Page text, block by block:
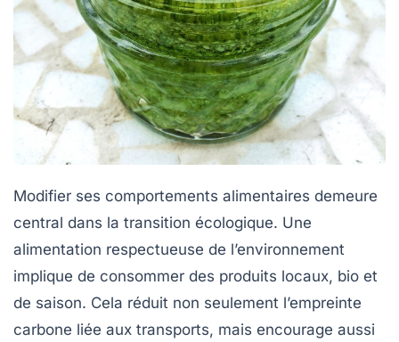
Modifier ses comportements alimentaires demeure
central dans la transition écologique. Une
alimentation respectueuse de l’environnement
implique de consommer des produits locaux, bio et
de saison. Cela réduit non seulement l’empreinte
carbone liée aux transports, mais encourage aussi